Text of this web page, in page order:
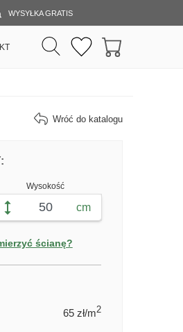
WYSYŁKA GRATIS
Wróć do katalogu
KOTY Z
FOTOTAPETY KOTY Z
Wysokość
cm
ścianę?
FOTOTAPETY KOTY Z
65 zł/m2